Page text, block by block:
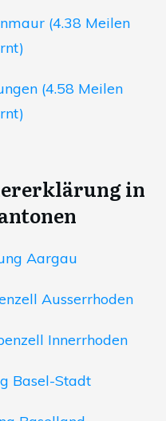
(4.38 Meilen
(4.58 Meilen
in
Aargau
Ausserrhoden
Innerrhoden
Basel-Stadt